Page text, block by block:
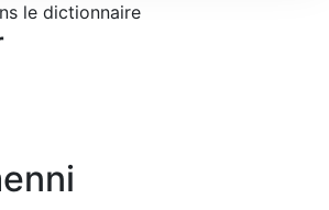
le dictionnaire